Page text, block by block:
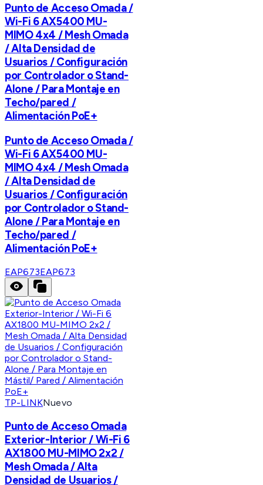
Punto de Acceso Omada /
Wi-Fi 6 AX5400 MU-
MIMO 4x4 / Mesh Omada
/ Alta Densidad de
Usuarios / Configuración
por Controlador o Stand-
Alone / Para Montaje en
Techo/pared /
Alimentación PoE+
Punto de Acceso Omada /
Wi-Fi 6 AX5400 MU-
MIMO 4x4 / Mesh Omada
/ Alta Densidad de
Usuarios / Configuración
por Controlador o Stand-
Alone / Para Montaje en
Techo/pared /
Alimentación PoE+
EAP673EAP673
TP-LINKNuevo
Punto de Acceso Omada
Exterior-Interior / Wi-Fi 6
AX1800 MU-MIMO 2x2 /
Mesh Omada / Alta
Densidad de Usuarios /